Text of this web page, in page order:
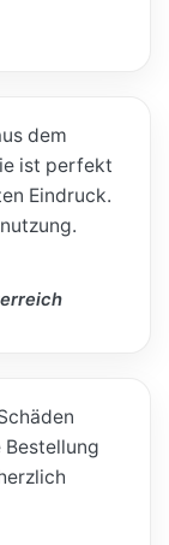
dem
ist perfekt
Eindruck.